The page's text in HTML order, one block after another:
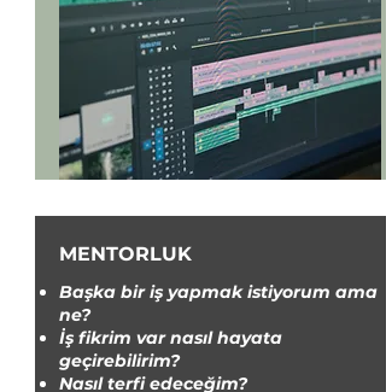
MENTORLUK
Başka bir iş yapmak istiyorum ama
ne?
İş fikrim var nasıl hayata
geçirebilirim?
Nasıl terfi edeceğim?